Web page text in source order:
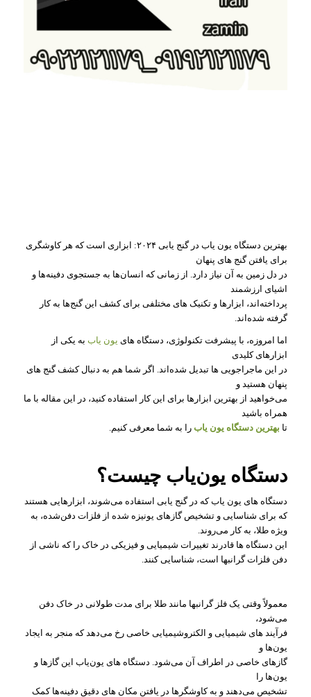
بهترین دستگاه یون‌ یاب در گنج‌ یابی ۲۰۲۴: ابزاری است که هر کاوشگری
برای یافتن گنج‌ های پنهان
در دل زمین به آن نیاز دارد. از زمانی که انسان‌ها به جستجوی دفینه‌ها و
اشیای ارزشمند
پرداخته‌اند، ابزارها و تکنیک‌ های مختلفی برای کشف این گنج‌ها به کار
گرفته شده‌اند.
اما امروزه، با پیشرفت تکنولوژی، دستگاه‌ های یون‌ یاببه یکی از
ابزارهای کلیدی
در این ماجراجویی‌ ها تبدیل شده‌اند. اگر شما هم به دنبال کشف گنج‌ های
پنهان هستید و
می‌خواهید از بهترین ابزارها برای این کار استفاده کنید، در این مقاله با ما
همراه باشید
تا بهترین دستگاه یون‌ یابرا به شما معرفی کنیم.
دستگاه یون‌یاب چیست؟
دستگاه‌ های یون‌ یاب که در گنج‌ یابی استفاده می‌شوند، ابزارهایی هستند
که برای شناسایی و تشخیص گازهای یونیزه شده از فلزات دفن‌شده، به
ویژه طلا، به کار می‌روند.
این دستگاه‌ ها قادرند تغییرات شیمیایی و فیزیکی در خاک را که ناشی از
دفن فلزات گرانبها است، شناسایی کنند.
معمولاً وقتی یک فلز گرانبها مانند طلا برای مدت طولانی در خاک دفن
می‌شود،
فرآیند های شیمیایی و الکتروشیمیایی خاصی رخ می‌دهد که منجر به ایجاد
یون‌ها و
گازهای خاصی در اطراف آن می‌شود. دستگاه‌ های یون‌یاب این گازها و
یون‌ها را
تشخیص می‌دهند و به کاوشگرها در یافتن مکان‌ های دقیق دفینه‌ها کمک